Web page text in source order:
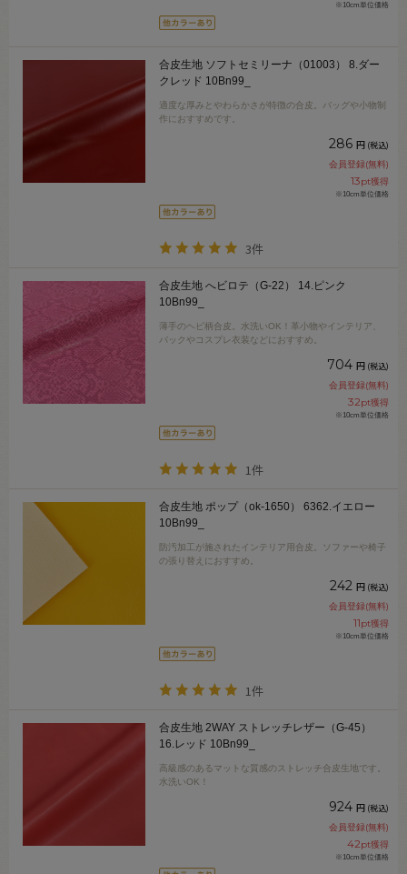
※10cm単位価格
合皮生地 ソフトセミリーナ（01003） 8.ダー
クレッド 10Bn99_
適度な厚みとやわらかさが特徴の合皮。バッグや小物制
作におすすめです。
286 円 (税込)
会員登録(無料)
13pt獲得
※10cm単位価格
3件
合皮生地 へビロテ（G-22） 14.ピンク
10Bn99_
薄手のヘビ柄合皮。水洗いOK！革小物やインテリア、
バックやコスプレ衣装などにおすすめ。
704 円 (税込)
会員登録(無料)
32pt獲得
※10cm単位価格
1件
合皮生地 ポップ（ok-1650） 6362.イエロー
10Bn99_
防汚加工が施されたインテリア用合皮。ソファーや椅子
の張り替えにおすすめ。
242 円 (税込)
会員登録(無料)
11pt獲得
※10cm単位価格
1件
合皮生地 2WAY ストレッチレザー（G-45）
16.レッド 10Bn99_
高級感のあるマットな質感のストレッチ合皮生地です。
水洗いOK！
924 円 (税込)
会員登録(無料)
42pt獲得
※10cm単位価格